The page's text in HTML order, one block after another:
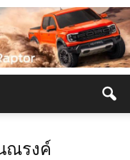
ณรงค์